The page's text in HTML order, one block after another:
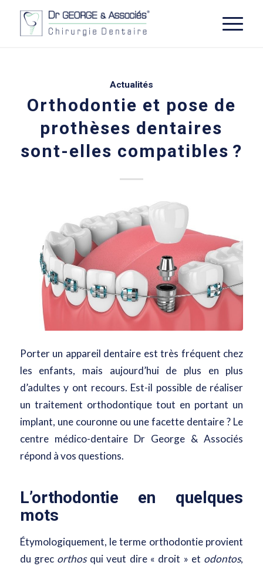
Actualités
Orthodontie et pose de
prothèses dentaires
sont-elles compatibles ?
Porter un appareil dentaire est très fréquent chez
les enfants, mais aujourd’hui de plus en plus
d’adultes y ont recours. Est-il possible de réaliser
un traitement orthodontique tout en portant un
implant, une couronne ou une facette dentaire ? Le
centre médico-dentaire Dr George & Associés
répond à vos questions.
L’orthodontie en quelques
mots
Étymologiquement, le terme orthodontie provient
du grec orthos qui veut dire « droit » et odontos,